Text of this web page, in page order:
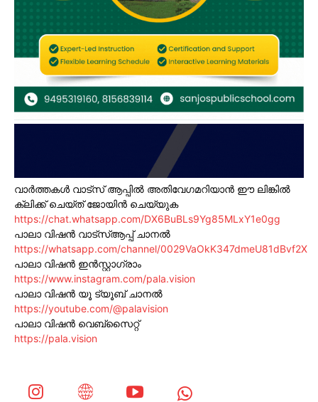
വാർത്തകൾ വാട്സ് ആപ്പിൽ അതിവേഗമറിയാൻ ഈ ലിങ്കിൽ
ക്ലിക്ക് ചെയ്ത് ജോയിൻ ചെയ്യുക
https://chat.whatsapp.com/DX6BuBLs9Yg85MLxY1e0gg
പാലാ വിഷൻ വാട്സ്ആപ്പ് ചാനൽ
https://whatsapp.com/channel/0029VaOkK347dmeU81dBvf2X
പാലാ വിഷൻ ഇൻസ്റ്റാഗ്രാം
https://www.instagram.com/pala.vision
പാലാ വിഷൻ യൂ ട്യൂബ് ചാനൽ
https://youtube.com/@palavision
പാലാ വിഷൻ വെബ്സൈറ്റ്
https://pala.vision